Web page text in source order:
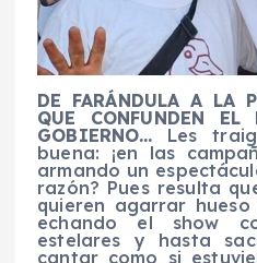
DE FARÁNDULA A LA
QUE CONFUNDEN EL
GOBIERNO… Les
buena: ¡en las
armando un
razón? Pues resulta
quieren agarrar
echando el show
estelares y hasta
cantar como si